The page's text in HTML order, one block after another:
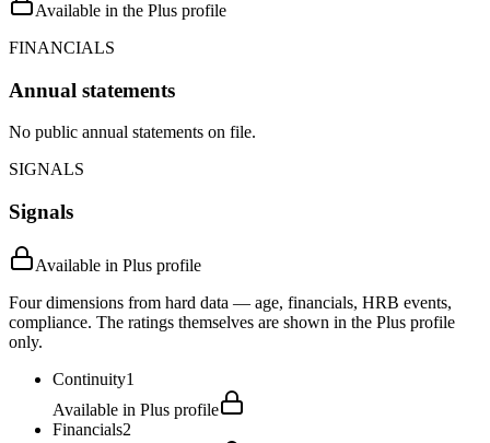
Available in the Plus profile
FINANCIALS
Annual statements
No public annual statements on file.
SIGNALS
Signals
Available in Plus profile
Four dimensions from hard data — age, financials, HRB events,
compliance. The ratings themselves are shown in the Plus profile
only.
Continuity1
Available in Plus profile
Financials2